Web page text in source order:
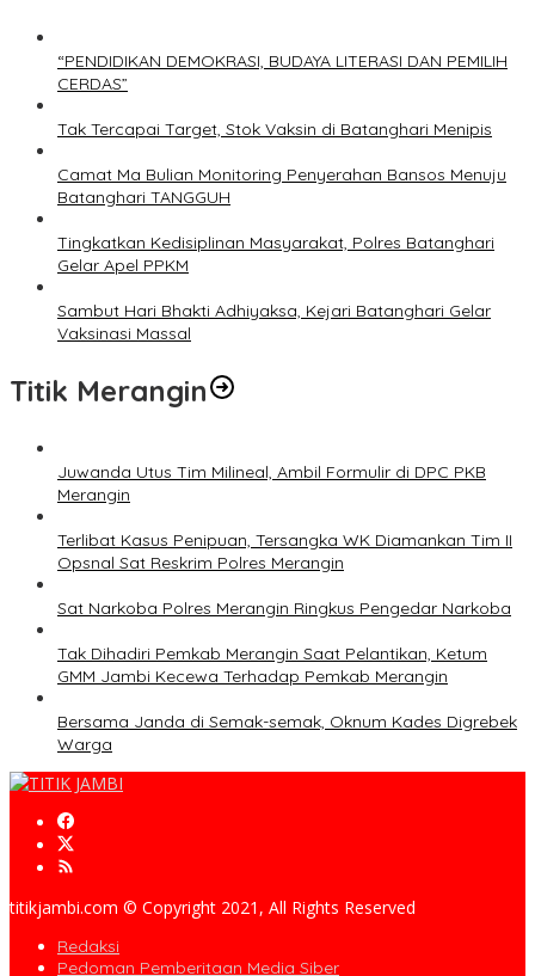
“PENDIDIKAN DEMOKRASI, BUDAYA LITERASI DAN PEMILIH
CERDAS”
Tak Tercapai Target, Stok Vaksin di Batanghari Menipis
Camat Ma Bulian Monitoring Penyerahan Bansos Menuju
Batanghari TANGGUH
Tingkatkan Kedisiplinan Masyarakat, Polres Batanghari
Gelar Apel PPKM
Sambut Hari Bhakti Adhiyaksa, Kejari Batanghari Gelar
Vaksinasi Massal
Titik Merangin
Juwanda Utus Tim Milineal, Ambil Formulir di DPC PKB
Merangin
Terlibat Kasus Penipuan, Tersangka WK Diamankan Tim II
Opsnal Sat Reskrim Polres Merangin
Sat Narkoba Polres Merangin Ringkus Pengedar Narkoba
Tak Dihadiri Pemkab Merangin Saat Pelantikan, Ketum
GMM Jambi Kecewa Terhadap Pemkab Merangin
Bersama Janda di Semak-semak, Oknum Kades Digrebek
Warga
titikjambi.com © Copyright 2021, All Rights Reserved
Redaksi
Pedoman Pemberitaan Media Siber